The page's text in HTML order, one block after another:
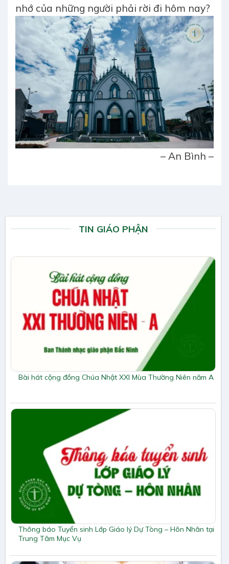
nhớ của những người phải rời đi hôm nay?
– An Bình –
TIN GIÁO PHẬN
Bài hát cộng đồng Chúa Nhật XXI Mùa Thường Niên năm A
Thông báo Tuyển sinh Lớp Giáo lý Dự Tòng – Hôn Nhân tại
Trung Tâm Mục Vụ